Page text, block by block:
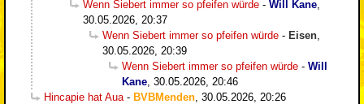
Wenn Siebert immer so pfeifen würde - Will Kane
30.05.2026, 20:37
Wenn Siebert immer so pfeifen würde - Eisen
30.05.2026, 20:39
Wenn Siebert immer so pfeifen würde - Will
Kane 30.05.2026, 20:46
Hincapie hat Aua - BVBMenden 30.05.2026, 20:26